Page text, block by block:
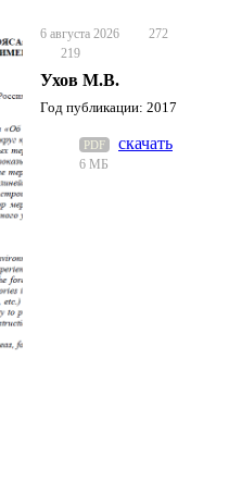
6 августа 2026
272
219
Ухов М.В.
Год публикации: 2017
PDF скачать
6 МБ